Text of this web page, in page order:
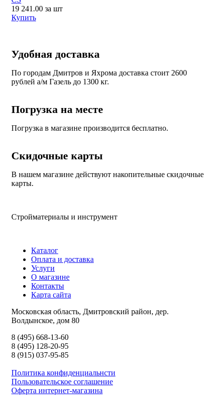
19 241.00 за шт
Купить
Удобная доставка
По городам Дмитров и Яхрома доставка стоит 2600
рублей а/м Газель до 1300 кг.
Погрузка на месте
Погрузка в магазине производится бесплатно.
Скидочные карты
В нашем магазине действуют накопительные скидочные
карты.
Стройматериалы и инструмент
Каталог
Оплата и доставка
Услуги
О магазине
Контакты
Карта сайта
Московская область, Дмитровский район, дер.
Волдынское, дом 80
8 (495) 668-13-60
8 (495) 128-20-95
8 (915) 037-95-85
Политика конфиденциальнсти
Пользовательское соглашение
Оферта интернет-магазина